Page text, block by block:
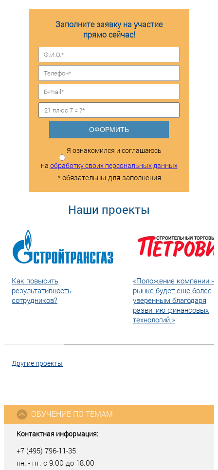
Заполните заявку на участие
прямо сейчас!
ОФОРМИТЬ
Я ознакомился и соглашаюсь
на обработку своих персональных данных
* обязательны для заполнения
Наши проекты
Как повысить
результативность
сотрудников?
«Положение компании
рынке будет еще более
уверенным благодаря
развитию финансовых
технологий.»
Другие проекты
Контактная информация:
+7 (495) 796-11-35
пн. - пт. с 9.00 до 18.00
ОБУЧЕНИЕ ПО ТЕМАМ